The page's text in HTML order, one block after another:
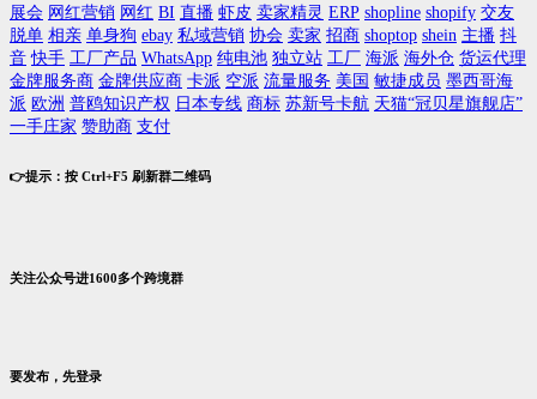
展会 网红营销 网红 BI 直播 虾皮 卖家精灵 ERP shopline shopify 交友
脱单 相亲 单身狗 ebay 私域营销 协会 卖家 招商 shoptop shein 主播 抖
音 快手 工厂产品 WhatsApp 纯电池 独立站 工厂 海派 海外仓 货运代理
金牌服务商 金牌供应商 卡派 空派 流量服务 美国 敏捷成员 墨西哥海
派 欧洲 普鸥知识产权 日本专线 商标 苏新号卡航 天猫“冠贝星旗舰店”
一手庄家 赞助商 支付
👉提示：按 Ctrl+F5 刷新群二维码
关注公众号进1600多个跨境群
要发布，先登录